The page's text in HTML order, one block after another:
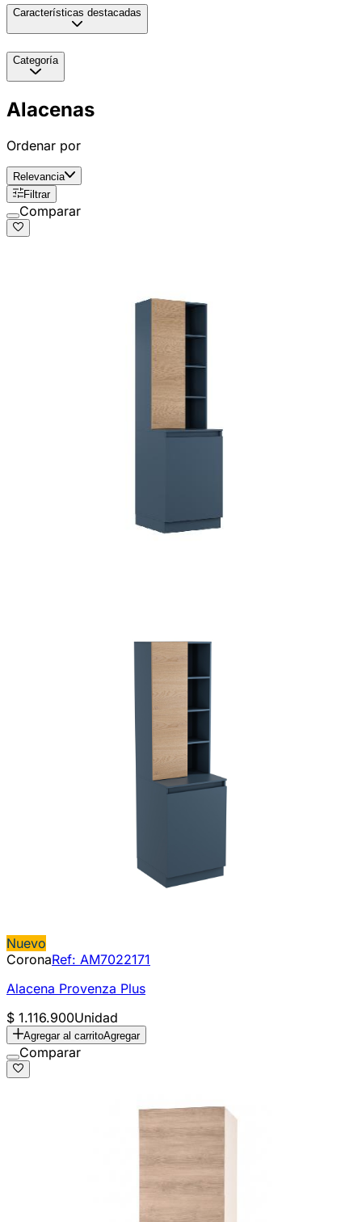
Características destacadas
Categoría
Alacenas
Ordenar por
Relevancia
Filtrar
Comparar
Nuevo
CoronaRef: AM7022171
Alacena Provenza Plus
$ 1.116.900Unidad
Agregar al carritoAgregar
Comparar